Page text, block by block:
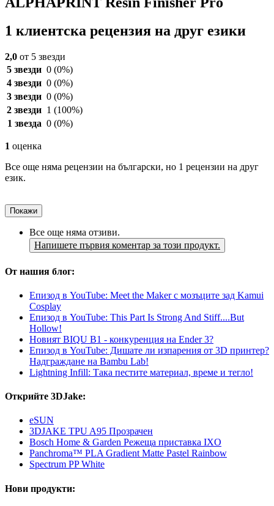
1 клиентска рецензия на друг езики
2,0 от 5 звезди
5 звезди 0 (0%)
4 звезди 0 (0%)
3 звезди 0 (0%)
2 звезди 1 (100%)
1 звезда 0 (0%)
1 оценка
Все още няма рецензии на български, но 1 рецензии на друг
език.
Покажи
Все още няма отзиви.
Напишете първия коментар за този продукт.
От нашия блог:
Епизод в YouTube: Meet the Maker с мозъците зад Kamui
Cosplay
Епизод в YouTube: This Part Is Strong And Stiff....But
Hollow!
Новият BIQU B1 - конкуренция на Ender 3?
Епизод в YouTube: Дишате ли изпарения от 3D принтер?
Надграждане на Bambu Lab!
Lightning Infill: Така пестите материал, време и тегло!
Открийте 3DJake:
eSUN
3DJAKE TPU A95 Прозрачен
Bosch Home & Garden Режеща приставка IXO
Panchroma™ PLA Gradient Matte Pastel Rainbow
Spectrum PP White
Нови продукти: